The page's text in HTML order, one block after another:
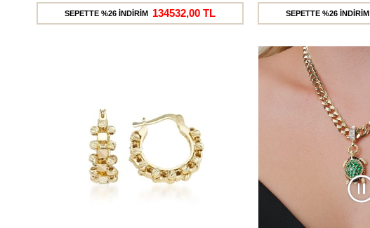
SEPETTE %26 İNDİRİM 134532,00 TL SEPETTE %26 İNDİRİM